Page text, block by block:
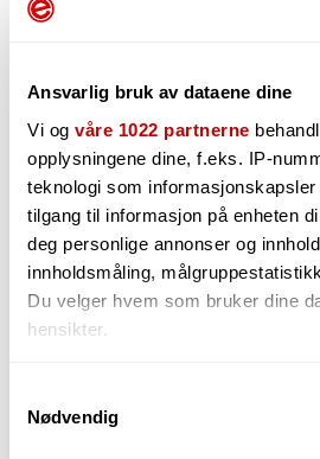
Ansvarlig bruk av dataene dine
Vi og våre 1022 partnerne
opplysningene dine, f.eks. IP-
teknologi som
tilgang til informasjon på enheten
deg personlige annonser og
innholdsmåling,
Du velger hvem som bruker dine
hensikter.
Innhente informasjon om
Nødvendig
513,-
- +